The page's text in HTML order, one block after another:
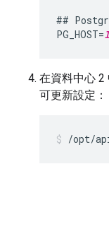
##
PG_HOST=
在資料中心 2
可更新設定：
/opt/